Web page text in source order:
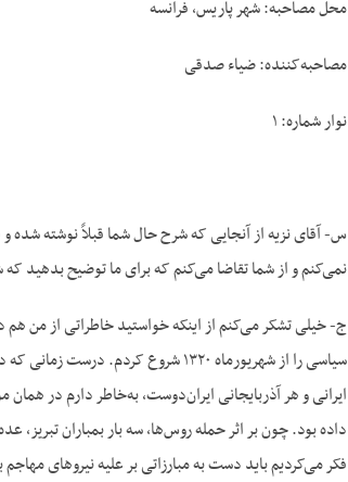
محل مصاحبه: شهر پاریس، فرانسه
مصاحبه‌کننده: ضیاء صدقی
نوار شماره: ۱
س- آقای نزیه از آنجایی که شرح حال شما قبلاً نوشته شده و
نمی‌کنم و از شما تقاضا می‌کنم که برای ما توضیح بدهید
ج- خیلی تشکر می‌کنم از اینکه خواستید خاطراتی از من هم
سیاسی را از شهریورماه ۱۳۲۰ شروع
ایرانی و هر آذربایجانی ایران‌دوست، به‌خاطر دارم در
داده بود. چون بر اثر حمله روس‌ها، سه بار بمباران تبریز،
فکر می‌کردیم باید دست به مبارزاتی بر علیه نیروهای مهاجم